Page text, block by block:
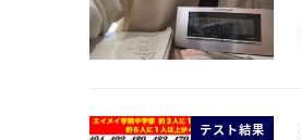
テスト結果